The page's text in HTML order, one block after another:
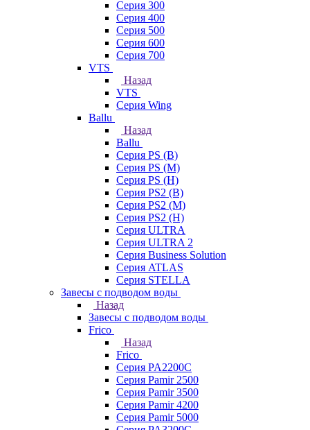
Серия 300
Серия 400
Серия 500
Серия 600
Серия 700
VTS
Назад
VTS
Серия Wing
Ballu
Назад
Ballu
Серия PS (B)
Серия PS (M)
Серия PS (H)
Серия PS2 (B)
Серия PS2 (M)
Серия PS2 (H)
Серия ULTRA
Серия ULTRA 2
Серия Business Solution
Серия ATLAS
Серия STELLA
Завесы с подводом воды
Назад
Завесы с подводом воды
Frico
Назад
Frico
Серия PA2200C
Серия Pamir 2500
Серия Pamir 3500
Серия Pamir 4200
Серия Pamir 5000